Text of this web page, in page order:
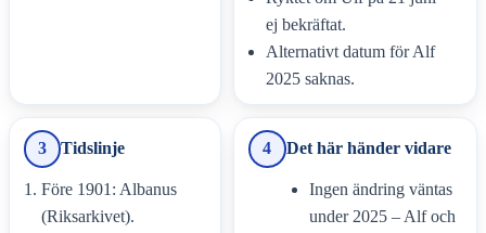
ej bekräftat.
Alternativt datum för Alf
2025 saknas.
3 Tidslinje
Före 1901: Albanus
(Riksarkivet).
4 Det här händer vidare
Ingen ändring väntas
under 2025 – Alf och